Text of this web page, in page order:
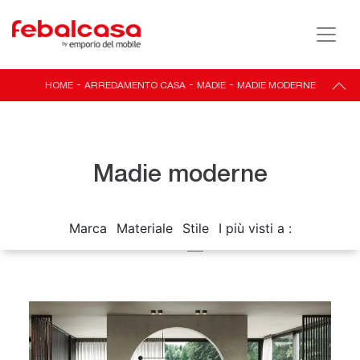
HOME- ARREDAMENTO CASA- MADIE- MADIE MODERNE
Madie moderne
Marca Materiale Stile I più visti a :